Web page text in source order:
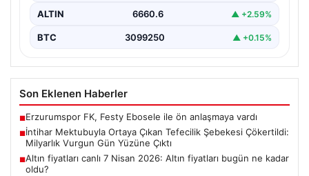
ALTIN 6660.6 ▲ +2.59%
BTC 3099250 ▲ +0.15%
Son Eklenen Haberler
■Erzurumspor FK, Festy Ebosele ile ön anlaşmaya vardı
■İntihar Mektubuyla Ortaya Çıkan Tefecilik Şebekesi Çökertildi:
Milyarlık Vurgun Gün Yüzüne Çıktı
■Altın fiyatları canlı 7 Nisan 2026: Altın fiyatları bugün ne kadar
oldu?